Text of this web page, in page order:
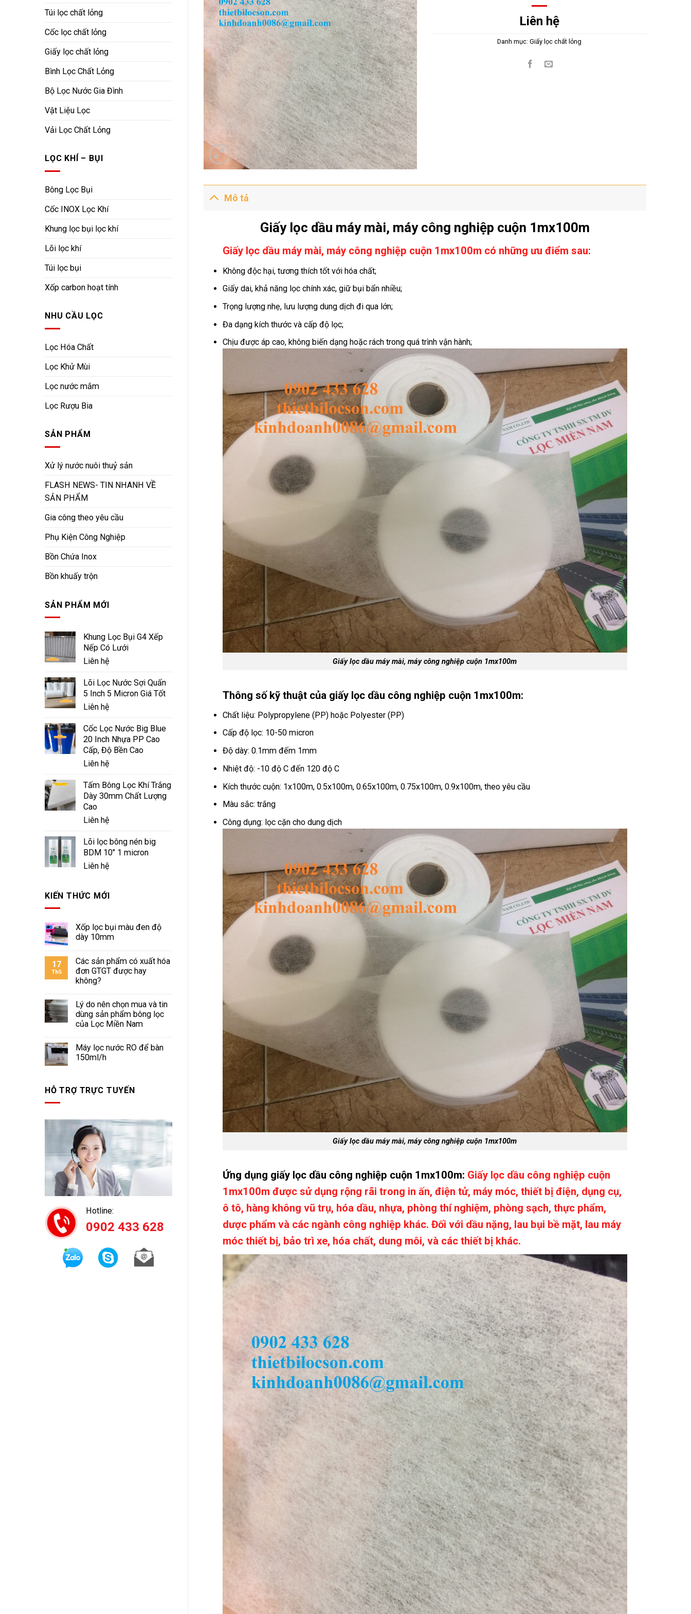
Túi lọc chất lỏng
Cốc lọc chất lỏng
Giấy lọc chất lỏng
Bình Lọc Chất Lỏng
Bộ Lọc Nước Gia Đình
Vật Liệu Lọc
Vải Lọc Chất Lỏng
LỌC KHÍ – BỤI
Bông Lọc Bụi
Cốc INOX Lọc Khí
Khung lọc bụi lọc khí
Lõi lọc khí
Túi lọc bụi
Xốp carbon hoạt tính
NHU CẦU LỌC
Lọc Hóa Chất
Lọc Khử Mùi
Lọc nước mắm
Lọc Rượu Bia
SẢN PHẨM
Xử lý nước nuôi thuỷ sản
FLASH NEWS- TIN NHANH VỀ
SẢN PHẨM
Gia công theo yêu cầu
Phụ Kiện Công Nghiệp
Bồn Chứa Inox
Bồn khuấy trộn
SẢN PHẨM MỚI
Khung Lọc Bụi G4 Xếp
Nếp Có Lưới
Liên hệ
Lõi Lọc Nước Sợi Quấn
5 Inch 5 Micron Giá Tốt
Liên hệ
Cốc Lọc Nước Big Blue
20 Inch Nhựa PP Cao
Cấp, Độ Bền Cao
Liên hệ
Tấm Bông Lọc Khí Trắng
Dày 30mm Chất Lượng
Cao
Liên hệ
Lõi lọc bông nén big
BDM 10" 1 micron
Liên hệ
KIẾN THỨC MỚI
Xốp lọc bụi màu đen độ
dày 10mm
17
Th5
Các sản phẩm có xuất hóa
đơn GTGT được hay
không?
Lý do nên chọn mua và tin
dùng sản phẩm bông lọc
của Lọc Miền Nam
Máy lọc nước RO để bàn
150ml/h
HỖ TRỢ TRỰC TUYẾN
Hotline:
0902 433 628
Liên hệ
Danh mục:Giấy lọc chất lỏng
Mô tả
Giấy lọc dầu máy mài, máy công nghiệp cuộn 1mx100m
Giấy lọc dầu máy mài, máy công nghiệp cuộn 1mx100m có những ưu điểm sau:
Không độc hại, tương thích tốt với hóa chất;
Giấy dai, khả năng lọc chính xác, giữ bụi bẩn nhiều;
Trọng lượng nhẹ, lưu lượng dung dịch đi qua lớn;
Đa dạng kích thước và cấp độ lọc;
Chịu được áp cao, không biến dạng hoặc rách trong quá trình vận hành;
Giấy lọc dầu máy mài, máy công nghiệp cuộn 1mx100m
Thông số kỹ thuật của giấy lọc dầu công nghiệp cuộn 1mx100m:
Chất liệu: Polypropylene (PP) hoặc Polyester (PP)
Cấp độ lọc: 10-50 micron
Độ dày: 0.1mm đếm 1mm
Nhiệt độ: -10 độ C đến 120 độ C
Kích thước cuộn: 1x100m, 0.5x100m, 0.65x100m, 0.75x100m, 0.9x100m, theo yêu cầu
Màu sắc: trắng
Công dụng: lọc cặn cho dung dịch
Giấy lọc dầu máy mài, máy công nghiệp cuộn 1mx100m
Ứng dụng giấy lọc dầu công nghiệp cuộn 1mx100m: Giấy lọc dầu công nghiệp cuộn
1mx100m được sử dụng rộng rãi trong in ấn, điện tử, máy móc, thiết bị điện, dụng cụ,
ô tô, hàng không vũ trụ, hóa dầu, nhựa, phòng thí nghiệm, phòng sạch, thực phẩm,
dược phẩm và các ngành công nghiệp khác. Đối với dầu nặng, lau bụi bề mặt, lau máy
móc thiết bị, bảo trì xe, hóa chất, dung môi, và các thiết bị khác.